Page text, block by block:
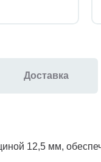
Доставка
12,5 мм,